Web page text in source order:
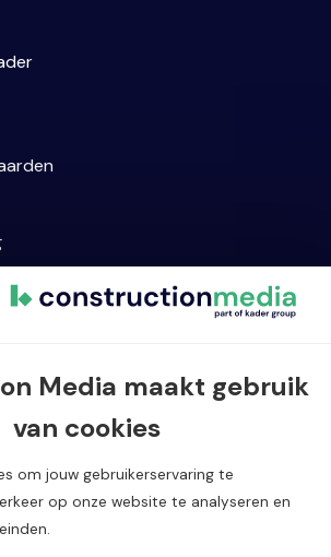
WG Waalre
Media maakt gebruik
van cookies
om jouw gebruikerservaring te
op onze website te analyseren en